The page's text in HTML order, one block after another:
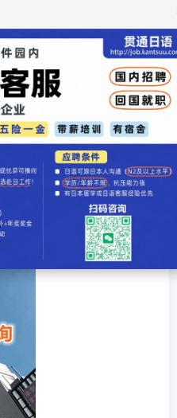
惨世界"获赞
票房影史第二
揭开序幕